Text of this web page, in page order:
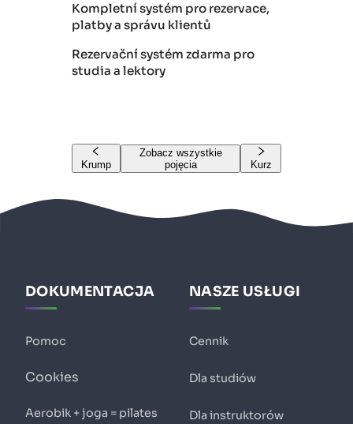
Kompletní systém pro rezervace,
platby a správu klientů
Rezervační systém zdarma pro
studia a lektory
Krump
Zobacz wszystkie
pojęcia
Kurz
DOKUMENTACJA
Pomoc
Cookies
Aerobik + joga = pilates
NASZE USŁUGI
Cennik
Dla studiów
Dla instruktorów